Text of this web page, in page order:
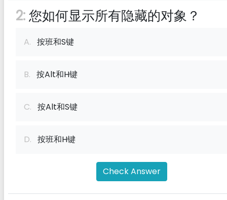
2:您如何显示所有隐藏的对象？
A. 按班和S键
B. 按Alt和H键
C. 按Alt和S键
D. 按班和H键
Check Answer